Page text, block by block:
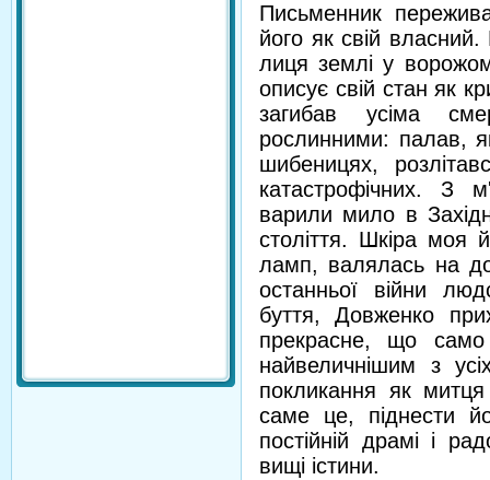
Письменник
його як свій
лиця землі у
описує свій стан як
загибав усіма
рослинними: палав,
шибеницях,
катастрофічних. З
варили мило в
століття. Шкіра моя
ламп, валялась на
останньої війни
буття, Довженко
прекрасне, що
найвеличнішим з
покликання як
саме це, піднести
постійній драмі і
вищі істини.